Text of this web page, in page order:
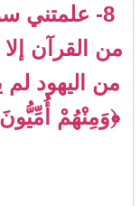
8- علمتني
من القرآن
من اليهود لم
﴿وَمِنْهُمْ